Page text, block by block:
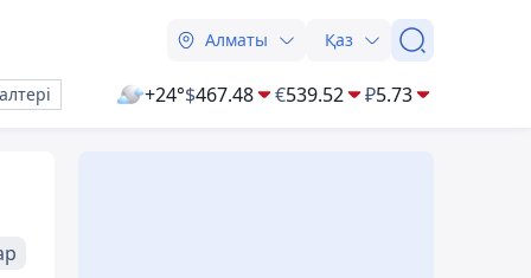
Алматы Қаз
+24°$467.48 €539.52 ₽5.73